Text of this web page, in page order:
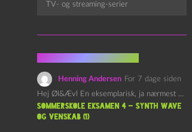
TV- og streaming-serier
Henning Andersen For 7 dage siden
Hej Øl&Ævl En eksemplarisk, ja nærmest yndefuld, afslutning på SOMMERSKOLEN.…
Sommerskole Eksamen 4 – Synth Wave
og Venskab (1)